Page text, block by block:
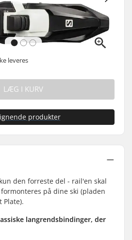
leveres
LÆG I KURV
produkter
den forreste del - rail'en skal
på dine ski (pladen
Plate).
langrendsbindinger, der